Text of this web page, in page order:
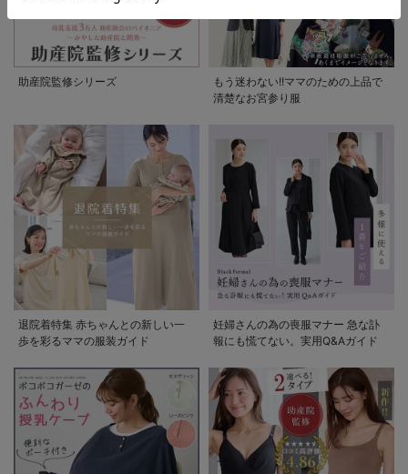
助産院監修シリーズ
もう迷わない!!ママのための上品で
清楚なお宮参り服
退院着特集 赤ちゃんとの新しい一
歩を彩るママの服装ガイド
妊婦さんの為の喪服マナー 急な訃
報にも慌てない。実用Q&Aガイド